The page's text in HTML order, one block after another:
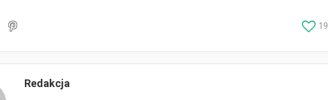
19
Redakcja